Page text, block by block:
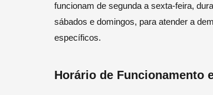
funcionam de segunda a sexta-feira,
sábados e domingos, para atender a
específicos.
Horário de Funcionamento